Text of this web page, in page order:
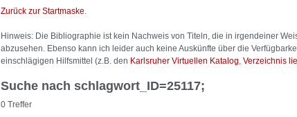
Zurück zur Startmaske.
Hinweis: Die Bibliographie ist kein Nachweis von Titeln, die in irgendeiner
abzusehen. Ebenso kann ich leider auch keine Auskünfte über die
einschlägigen Hilfsmittel (z.B. den Karlsruher Virtuellen Katalog Verzeichnis
Suche nach schlagwort_ID=25117;
0 Treffer